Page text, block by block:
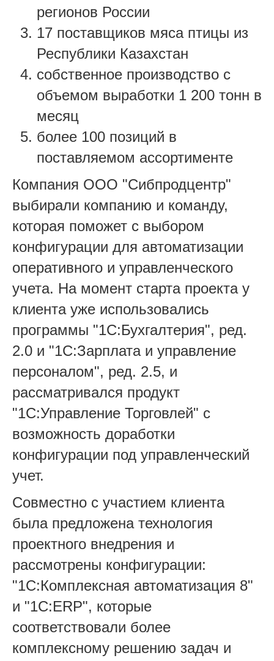
регионов России
17 поставщиков мяса птицы из
Республики Казахстан
собственное производство с
объемом выработки 1 200 тонн в
месяц
более 100 позиций в
поставляемом ассортименте
Компания ООО "Сибпродцентр"
выбирали компанию и команду,
которая поможет с выбором
конфигурации для автоматизации
оперативного и управленческого
учета. На момент старта проекта у
клиента уже использовались
программы "1C:Бухгалтерия", ред.
2.0 и "1C:Зарплата и управление
персоналом", ред. 2.5, и
рассматривался продукт
"1С:Управление Торговлей" с
возможность доработки
конфигурации под управленческий
учет.
Совместно с участием клиента
была предложена технология
проектного внедрения и
рассмотрены конфигурации:
"1C:Комплексная автоматизация 8"
и "1С:ERP", которые
соответствовали более
комплексному решению задач и